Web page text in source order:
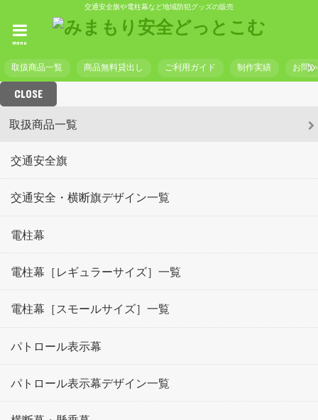
交通安全旗や電柱幕など地域防犯グッズの販売
menu
取扱商品一覧 商品無料貸出し ご利用ガイド 制作実績 お問
CLOSE
取扱商品一覧
交通安全旗
交通安全・横断旗デザイン一覧
電柱幕
電柱幕［レギュラーサイズ］一覧
電柱幕［スモールサイズ］一覧
パトロール表示幕
パトロール表示幕デザイン一覧